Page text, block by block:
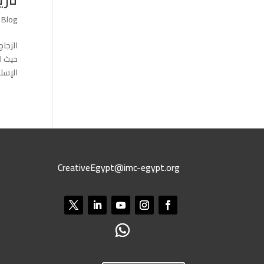
Blog
حيث
CreativeEgypt@imc-egypt.org